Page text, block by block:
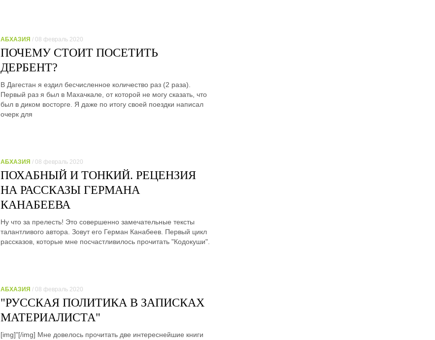
АБХАЗИЯ / 08 февраль 2020
ПОЧЕМУ СТОИТ ПОСЕТИТЬ
ДЕРБЕНТ?
В Дагестан я ездил бесчисленное количество раз (2 раза).
Первый раз я был в Махачкале, от которой не могу сказать, что
был в диком восторге. Я даже по итогу своей поездки написал
очерк для
АБХАЗИЯ / 08 февраль 2020
ПОХАБНЫЙ И ТОНКИЙ. РЕЦЕНЗИЯ
НА РАССКАЗЫ ГЕРМАНА
КАНАБЕЕВА
Ну что за прелесть! Это совершенно замечательные тексты
талантливого автора. Зовут его Герман Канабеев. Первый цикл
рассказов, которые мне посчастливилось прочитать "Кодокуши".
АБХАЗИЯ / 08 февраль 2020
"РУССКАЯ ПОЛИТИКА В ЗАПИСКАХ
МАТЕРИАЛИСТА"
[img]"[/img] Мне довелось прочитать две интереснейшие книги